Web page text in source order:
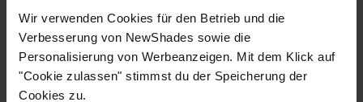
Wir verwenden Cookies für den Betrieb und die
Verbesserung von NewShades sowie die
Personalisierung von Werbeanzeigen. Mit dem Klick auf
"Cookie zulassen" stimmst du der Speicherung der
Cookies zu.